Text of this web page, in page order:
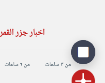
اخبار جزر
من ٣ ساعات من ٦ ساعات